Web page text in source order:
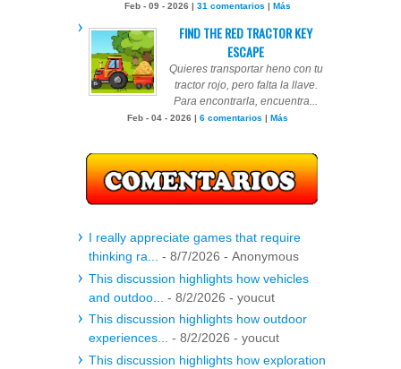
Feb - 09 - 2026 | 31 comentarios | Más
FIND THE RED TRACTOR KEY
ESCAPE
Quieres transportar heno con tu
tractor rojo, pero falta la llave.
Para encontrarla, encuentra...
Feb - 04 - 2026 | 6 comentarios | Más
I really appreciate games that require
thinking ra...
- 8/7/2026 - Anonymous
This discussion highlights how vehicles
and outdoo...
- 8/2/2026 - youcut
This discussion highlights how outdoor
experiences...
- 8/2/2026 - youcut
This discussion highlights how exploration